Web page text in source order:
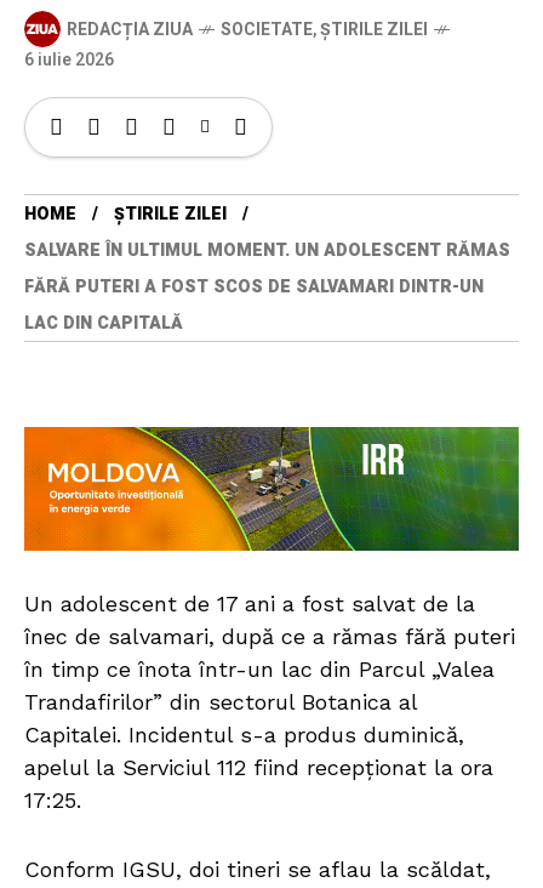
REDACȚIA ZIUA SOCIETATE,ȘTIRILE ZILEI
6 iulie 2026
HOME
ȘTIRILE ZILEI
SALVARE ÎN ULTIMUL MOMENT. UN ADOLESCENT RĂMAS
FĂRĂ PUTERI A FOST SCOS DE SALVAMARI DINTR-UN
LAC DIN CAPITALĂ
Un adolescent de 17 ani a fost salvat de la
înec de salvamari, după ce a rămas fără puteri
în timp ce înota într-un lac din Parcul „Valea
Trandafirilor” din sectorul Botanica al
Capitalei. Incidentul s-a produs duminică,
apelul la Serviciul 112 fiind recepționat la ora
17:25.
Conform IGSU, doi tineri se aflau la scăldat,